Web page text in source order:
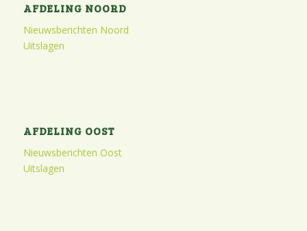
AFDELING NOORD
Nieuwsberichten Noord
Uitslagen
AFDELING OOST
Nieuwsberichten Oost
Uitslagen